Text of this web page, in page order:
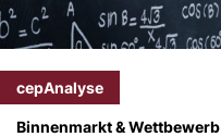
cepAnalyse
Binnenmarkt & Wettbewerb